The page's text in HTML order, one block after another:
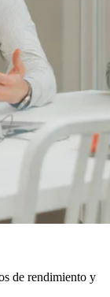
de rendimiento y